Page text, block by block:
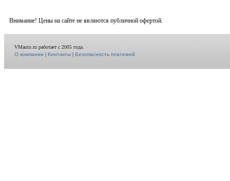
Внимание! Цены на сайте не являются публичной офертой.
VMauto.ru работает с 2005 года.
О компании|Контакты|Безопасность платежей